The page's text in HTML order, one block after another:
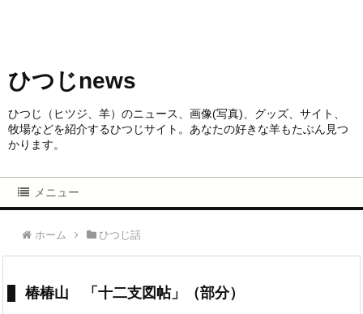
ひつじnews
ひつじ（ヒツジ、羊）のニュース、画像(写真)、グッズ、サイト、
牧場などを紹介するひつじサイト。あなたの好きな羊もたぶん見つ
かります。
メニュー
ホーム ひつじ話
椿椿山 「十二支図帖」（部分）